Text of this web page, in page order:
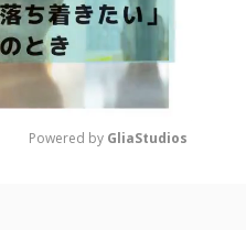
Powered by GliaStudios